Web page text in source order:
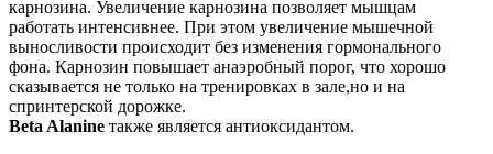
карнозина. Увеличение карнозина позволяет мышцам
работать интенсивнее. При этом увеличение мышечной
выносливости происходит без изменения гормонального
фона. Карнозин повышает анаэробный порог, что хорошо
сказывается не только на тренировках в зале,но и на
спринтерской дорожке.
Beta Alanine также является антиоксидантом.